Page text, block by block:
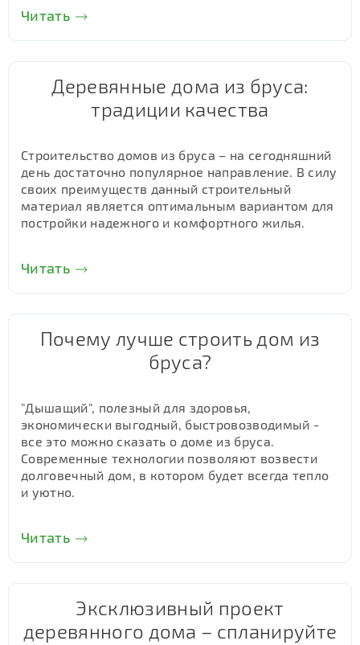
Читать
Деревянные дома из бруса:
традиции качества
Строительство домов из бруса – на сегодняшний
день достаточно популярное направление. В силу
своих преимуществ данный строительный
материал является оптимальным вариантом для
постройки надежного и комфортного жилья.
Читать
Почему лучше строить дом из
бруса?
"Дышащий", полезный для здоровья,
экономически выгодный, быстровозводимый -
все это можно сказать о доме из бруса.
Современные технологии позволяют возвести
долговечный дом, в котором будет всегда тепло
и уютно.
Читать
Эксклюзивный проект
деревянного дома – спланируйте